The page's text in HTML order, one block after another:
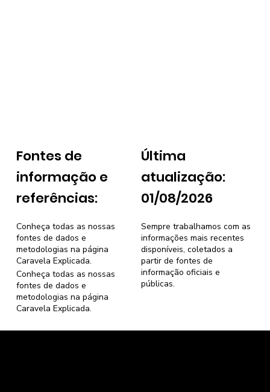
Fontes de
informação e
referências:
Última
atualização:
01/08/2026
Sempre trabalhamos com as
informações mais recentes
disponíveis, coletados a
partir de fontes de
informação oficiais e
públicas.
Conheça todas as nossas
fontes de dados e
metodologias na página
Caravela Explicada.
Conheça todas as nossas
fontes de dados e
metodologias na página
Caravela Explicada.